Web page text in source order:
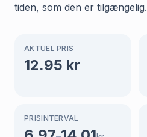
tiden, som den er tilgængelig.
AKTUEL PRIS
12.95 kr
PRISINTERVAL